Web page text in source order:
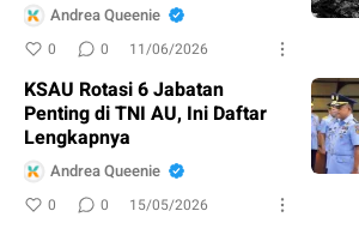
Andrea Queenie
0 0 11/06/2026
KSAU Rotasi 6 Jabatan
Penting di TNI AU, Ini Daftar
Lengkapnya
Andrea Queenie
0 0 15/05/2026